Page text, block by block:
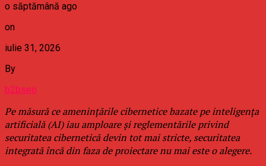
o săptămână ago
on
iulie 31, 2026
By
b2bseo
Pe măsură ce amenințările cibernetice bazate pe inteligența
artificială (AI) iau amploare și reglementările privind
securitatea cibernetică devin tot mai stricte, securitatea
integrată încă din faza de proiectare nu mai este o alegere.